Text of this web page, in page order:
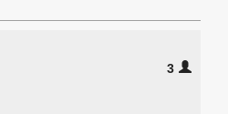
3